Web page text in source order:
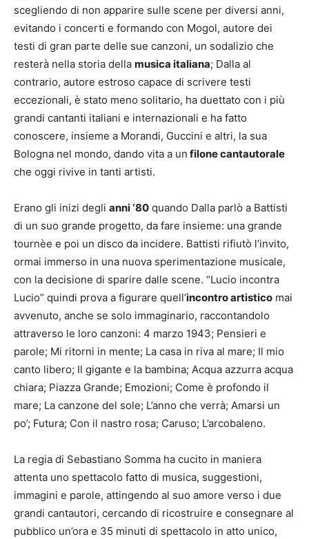
scegliendo di non apparire sulle scene per diversi anni,
evitando i concerti e formando con Mogol, autore dei
testi di gran parte delle sue canzoni, un sodalizio che
resterà nella storia della musica italiana; Dalla al
contrario, autore estroso capace di scrivere testi
eccezionali, è stato meno solitario, ha duettato con i più
grandi cantanti italiani e internazionali e ha fatto
conoscere, insieme a Morandi, Guccini e altri, la sua
Bologna nel mondo, dando vita a un filone cantautorale
che oggi rivive in tanti artisti.
Erano gli inizi degli anni ‘80 quando Dalla parlò a Battisti
di un suo grande progetto, da fare insieme: una grande
tournèe e poi un disco da incidere. Battisti rifiutò l’invito,
ormai immerso in una nuova sperimentazione musicale,
con la decisione di sparire dalle scene. “Lucio incontra
Lucio” quindi prova a figurare quell’incontro artistico mai
avvenuto, anche se solo immaginario, raccontandolo
attraverso le loro canzoni: 4 marzo 1943; Pensieri e
parole; Mi ritorni in mente; La casa in riva al mare; Il mio
canto libero; Il gigante e la bambina; Acqua azzurra acqua
chiara; Piazza Grande; Emozioni; Come è profondo il
mare; La canzone del sole; L’anno che verrà; Amarsi un
po’; Futura; Con il nastro rosa; Caruso; L’arcobaleno.
La regia di Sebastiano Somma ha cucito in maniera
attenta uno spettacolo fatto di musica, suggestioni,
immagini e parole, attingendo al suo amore verso i due
grandi cantautori, cercando di ricostruire e consegnare al
pubblico un’ora e 35 minuti di spettacolo in atto unico,